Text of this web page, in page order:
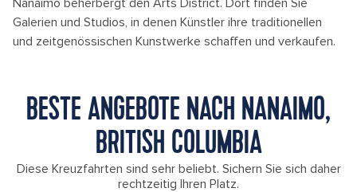
Nanaimo beherbergt den Arts District. Dort finden Sie
Galerien und Studios, in denen Künstler ihre traditionellen
und zeitgenössischen Kunstwerke schaffen und verkaufen.
BESTE ANGEBOTE NACH NANAIMO,
BRITISH COLUMBIA
Diese Kreuzfahrten sind sehr beliebt. Sichern Sie sich daher
rechtzeitig Ihren Platz.